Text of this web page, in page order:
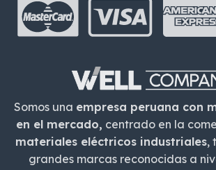
Somos una empresa peruana con
en el mercado, centrado en la
materiales eléctricos industriales,
grandes marcas reconocidas a